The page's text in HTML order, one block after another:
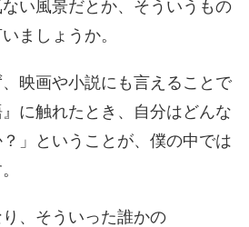
い風景だとか、そういうもの
ましょうか。
映画や小説にも言えることで
に触れたとき、自分はどんな
」ということが、僕の中では
、そういった誰かの